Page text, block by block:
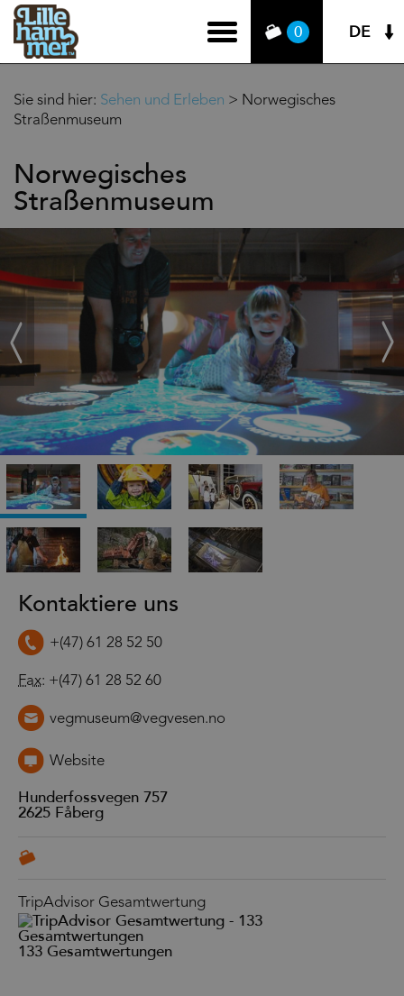
0 DE
Sie sind hier: Sehen und Erleben > Norwegisches
Straßenmuseum
Norwegisches
Straßenmuseum
Zurück
Kontaktiere uns
+(47) 61 28 52 50
Fax: +(47) 61 28 52 60
vegmuseum@vegvesen.no
Website
Hunderfossvegen 757
2625 Fåberg
TripAdvisor Gesamtwertung
133 Gesamtwertungen